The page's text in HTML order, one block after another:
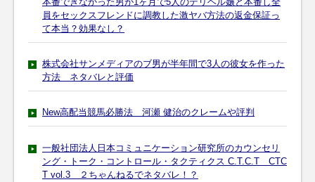
員をセックスフレンドに調教した激ヤバ方法の返金保証っ
て本当？効果なし？
株式会社サンメディアのブ男が半年間で3人の彼女を作った
方法 ネタバレと評価
New高配当競馬必勝法 河瀬 健治のクレームや評判
一般社団法人日本コミュニケーション研究所のカウンセリ
ング・トーク・コントロール・タクティクス C.T.C.T CTC
T vol.3 ２ちゃんねるでネタバレ！？